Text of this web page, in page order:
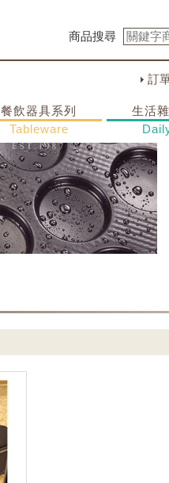
商品搜尋
訂
餐飲器具系列
Tableware
生活